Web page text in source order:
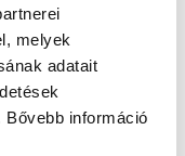
melyek
adatait
Bővebb információ